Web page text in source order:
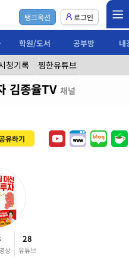
탱크옥션 로그인
학원/도서 공부방 내
청기록 찜한유튜브
김종율TV 채널
유하기
상
28
유튜브